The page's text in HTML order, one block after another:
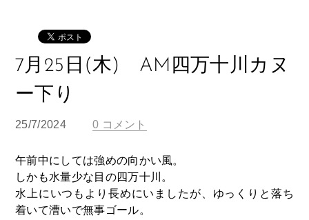
7月25日(木) AM四万十川カヌ
ー下り
25/7/2024 0 コメント
午前中にしては強めの向かい風。
しかも水量少な目の四万十川。
水上にいつもより長めにいましたが、ゆっくりと落ち
着いて漕いで無事ゴール。